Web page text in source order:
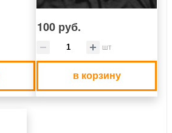
100 руб.
шт
в корзину